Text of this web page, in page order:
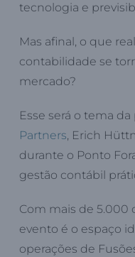
tecnologia e
Mas afinal, o que
contabilidade se
mercado?
Esse será o tema
Partners, Erich
durante o Ponto
gestão contábil
Com mais de 5.000
evento é o espaço
operações de